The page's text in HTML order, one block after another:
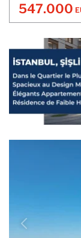
547.000